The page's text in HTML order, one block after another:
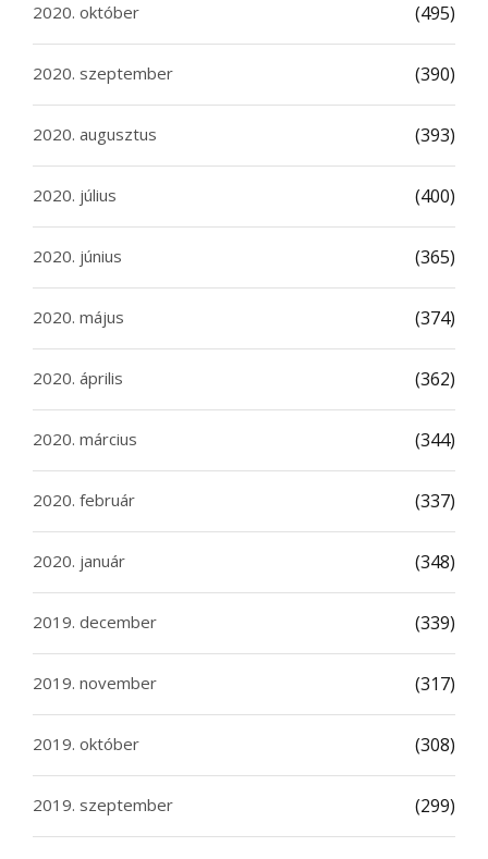
2020. október (495)
2020. szeptember (390)
2020. augusztus (393)
2020. július (400)
2020. június (365)
2020. május (374)
2020. április (362)
2020. március (344)
2020. február (337)
2020. január (348)
2019. december (339)
2019. november (317)
2019. október (308)
2019. szeptember (299)